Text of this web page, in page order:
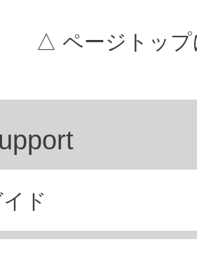
△ ページトップ
ド